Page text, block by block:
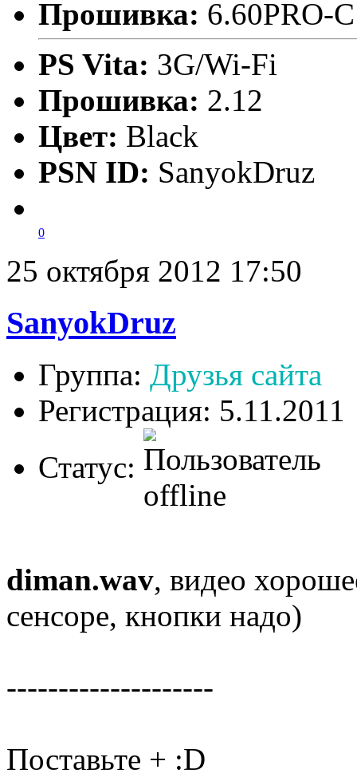
Прошивка: 6.60PRO-C
PS Vita: 3G/Wi-Fi
Прошивка: 2.12
Цвет: Black
PSN ID: SanyokDruz
0
25 октября 2012 17:50
SanyokDruz
Группа: Друзья сайта
Регистрация: 5.11.2011
Статус:
diman.wav, видео
сенсоре, кнопки надо)
--------------------
Поставьте + :D